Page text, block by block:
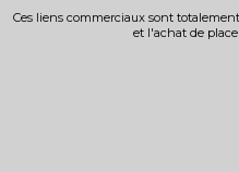
Ces liens commerciaux sont
et l'achat de